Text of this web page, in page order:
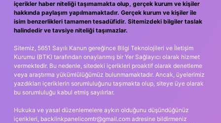
içerikler haber niteliği taşımamakta olup, gerçek kurum ve kişiler
hakkında paylaşım yapılmamaktadır. Gerçek kurum ve kişiler ile
isim benzerlikleri tamamen tesadüfidir. Sitemizdeki bilgiler taslak
halindedir ve tavsiye niteliği taşımazlar.
Sitemiz, 5651 Sayılı Kanun gereğince Bilgi Teknolojileri ve İletişim
Kurumu (BTK) tarafından onaylanmış bir Yer Sağlayıcı olarak hizmet
vermektedir. Bu nedenle, sitedeki içerikleri proaktif olarak denetleme
veya araştırma yükümlülüğümüz bulunmamaktadır. Ancak, üyelerimiz
yazdıkları içeriklerin sorumluluğunu taşımakta olup, siteye üye olarak
bu sorumluluğu kabul etmiş sayılırlar.
Hukuka ve yasal düzenlemelere aykırı olduğunu düşündüğünüz
içerikleri, backlinkpanelicomtr@gmail.com adresine bildirmeniz